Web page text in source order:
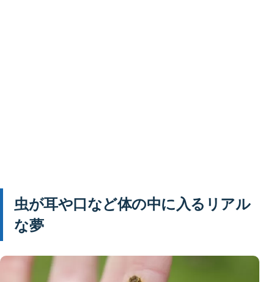
虫が耳や口など体の中に入るリアル
な夢